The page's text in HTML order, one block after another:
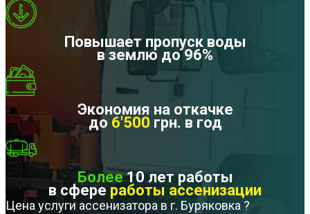
Повышает пропуск воды
в землю до 96%
Экономия на откачке
до 6'500 грн. в год
Более10 лет работы
в сфере работы ассенизации
Цена услуги ассенизатора в г. Буряковка ?